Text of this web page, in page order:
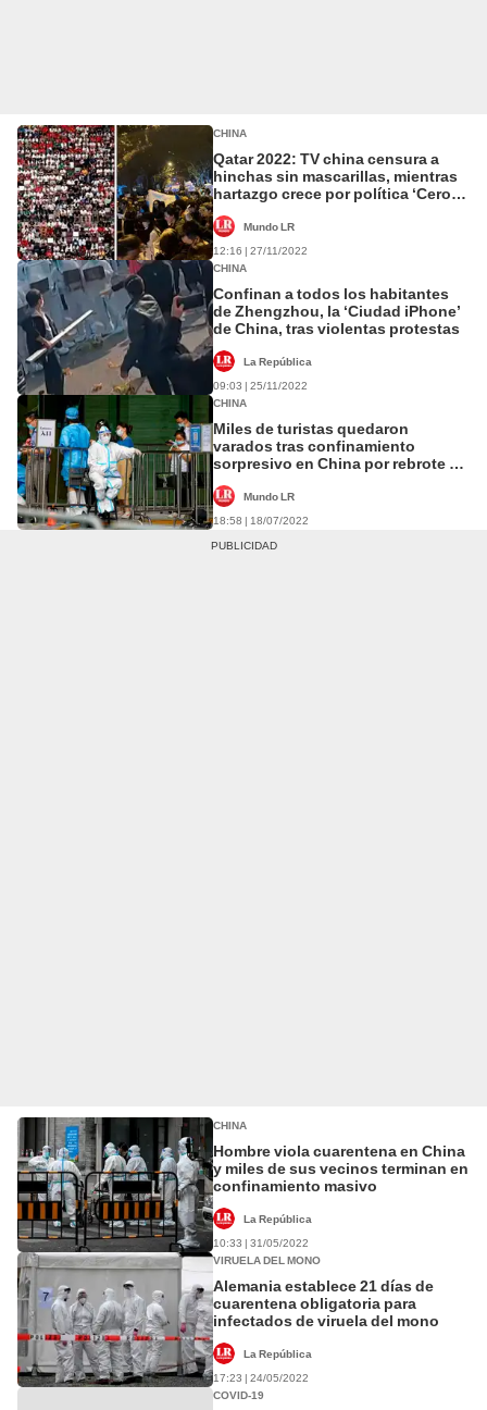
CHINA
Qatar 2022: TV china censura a
hinchas sin mascarillas, mientras
hartazgo crece por política ‘Cero
Mundo LR
12:16 | 27/11/2022
CHINA
Confinan a todos los habitantes
de Zhengzhou, la ‘Ciudad iPhone’
de China, tras violentas protestas
La República
09:03 | 25/11/2022
CHINA
Miles de turistas quedaron
varados tras confinamiento
sorpresivo en China por rebrote de
Mundo LR
18:58 | 18/07/2022
CHINA
Hombre viola cuarentena en China
y miles de sus vecinos terminan en
confinamiento masivo
La República
10:33 | 31/05/2022
VIRUELA DEL MONO
Alemania establece 21 días de
cuarentena obligatoria para
infectados de viruela del mono
La República
17:23 | 24/05/2022
COVID-19